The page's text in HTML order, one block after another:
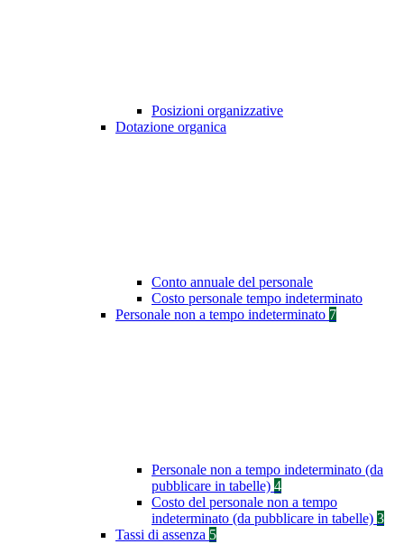
Posizioni organizzative
Dotazione organica
Conto annuale del personale
Costo personale tempo indeterminato
Personale non a tempo indeterminato 7
Personale non a tempo indeterminato (da
pubblicare in tabelle) 4
Costo del personale non a tempo
indeterminato (da pubblicare in tabelle) 3
Tassi di assenza 5